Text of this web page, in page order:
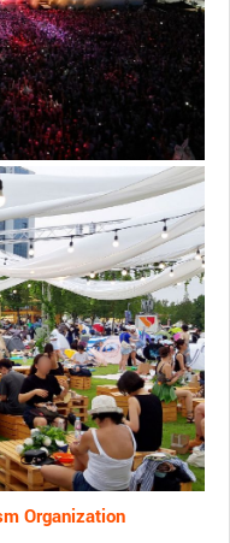
Organization